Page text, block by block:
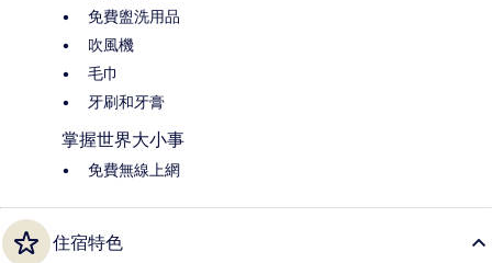
免費盥洗用品
吹風機
毛巾
牙刷和牙膏
掌握世界大小事
免費無線上網
住宿特色